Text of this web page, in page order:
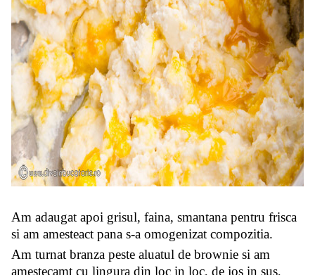
Am adaugat apoi grisul, faina, smantana pentru frisca
si am amesteact pana s-a omogenizat compozitia.
Am turnat branza peste aluatul de brownie si am
amestecamt cu lingura din loc in loc, de jos in sus,